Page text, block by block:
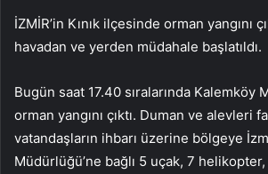
İZMİR’in Kınık ilçesinde orman yangını
havadan ve yerden müdahale başlatıldı.
Bugün saat 17.40 sıralarında Kalemköy
orman yangını çıktı. Duman ve alevleri
vatandaşların ihbarı üzerine bölgeye
Müdürlüğü’ne bağlı 5 uçak, 7